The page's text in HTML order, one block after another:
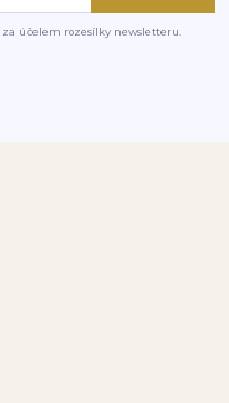
za účelem rozesílky newsletteru.